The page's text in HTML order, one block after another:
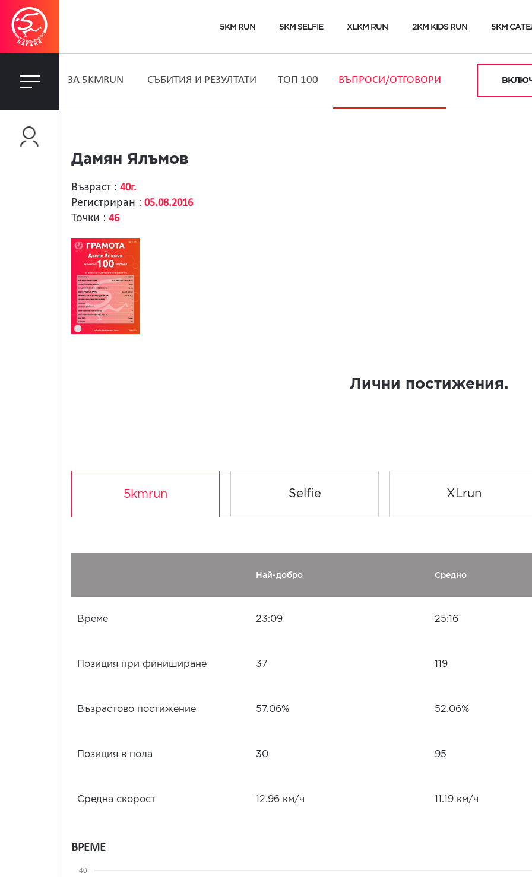
5KM RUN 5KM SELFIE XLKM RUN 2KM KIDS RUN 5KM
ЗA 5KMRUN СЪБИТИЯ И РЕЗУЛТАТИ ТОП 100 ВЪПРОСИ/ОТГОВОРИ
Дамян Ялъмов
Възраст : 40г.
Регистриран : 05.08.2016
Точки : 46
Лични постижения.
5kmrun Selfie XLrun
Най-добро Средно
Време 23:09 25:16
Позиция при финиширане 37 119
Възрастово постижение 57.06% 52.06%
Позиция в пола 30 95
Средна скорост 12.96 км/ч 11.19 км/ч
ВРЕМЕ
40